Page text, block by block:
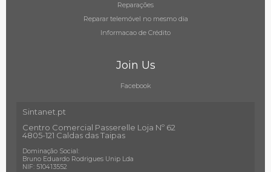
Reparações
Reparar telemóvel no mesmo dia
Informacao de Crédito
Join Us
Facebook
Sintanet.pt
Centro Comercial Passerelle Loja Nº 62
4805-121 Caldas das Taipas
Dominação Social:
Bruno Eduardo Rodrigues Unip Lda
NIF: 510413552